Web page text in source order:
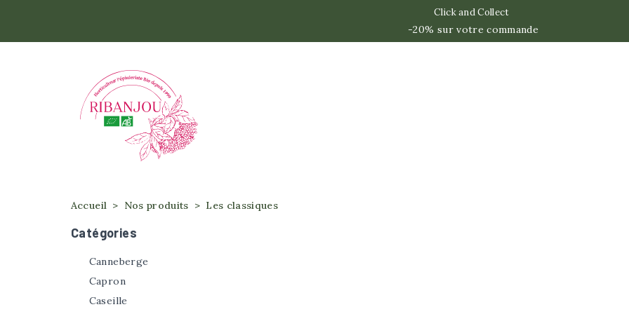
Click and Collect
-20% sur votre commande
Accueil
Accueil Nos produits Les classiques
Catégories
Canneberge
Capron
Caseille